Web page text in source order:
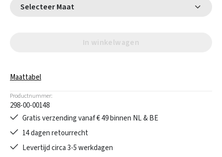
Selecteer Maat
In winkelwagen
Maattabel
Productnummer:
298-00-00148
Gratis verzending vanaf € 49 binnen NL & BE
14 dagen retourrecht
Levertijd circa 3-5 werkdagen